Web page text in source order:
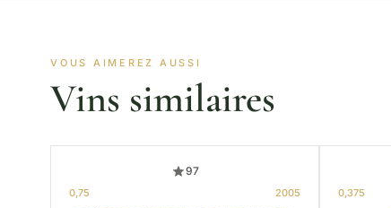
VOUS AIMEREZ AUSSI
Vins similaires
97
0,75 2005 0,375